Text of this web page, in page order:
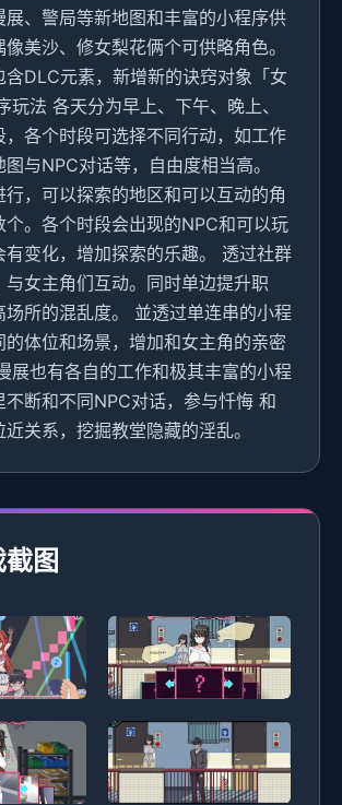
展、警局等新地图和丰富的小程序供
美沙、修女梨花俩个可供略角色。
含DLC元素，新增新的诀窍对象「女
玩法 各天分为早上、下午、晚上、
，各个时段可选择不同行动，如工作
与NPC对话等，自由度相当高。
行，可以探索的地区和可以互动的角
个。各个时段会出现的NPC和可以玩
有变化，增加探索的乐趣。 透过社群
与女主角们互动。同时单边提升职
场所的混乱度。 並透过单连串的小程
的体位和场景，增加和女主角的亲密
展也有各自的工作和极其丰富的小程
不断和不同NPC对话，参与忏悔 和
关系，挖掘教堂隐藏的淫乱。
图